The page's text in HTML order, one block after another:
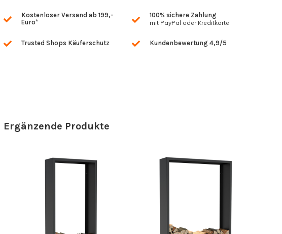
Kostenloser Versand ab 199,-
Euro*
100% sichere Zahlung
mit PayPal oder Kreditkarte
Trusted Shops Käuferschutz Kundenbewertung 4,9/5
Ergänzende Produkte